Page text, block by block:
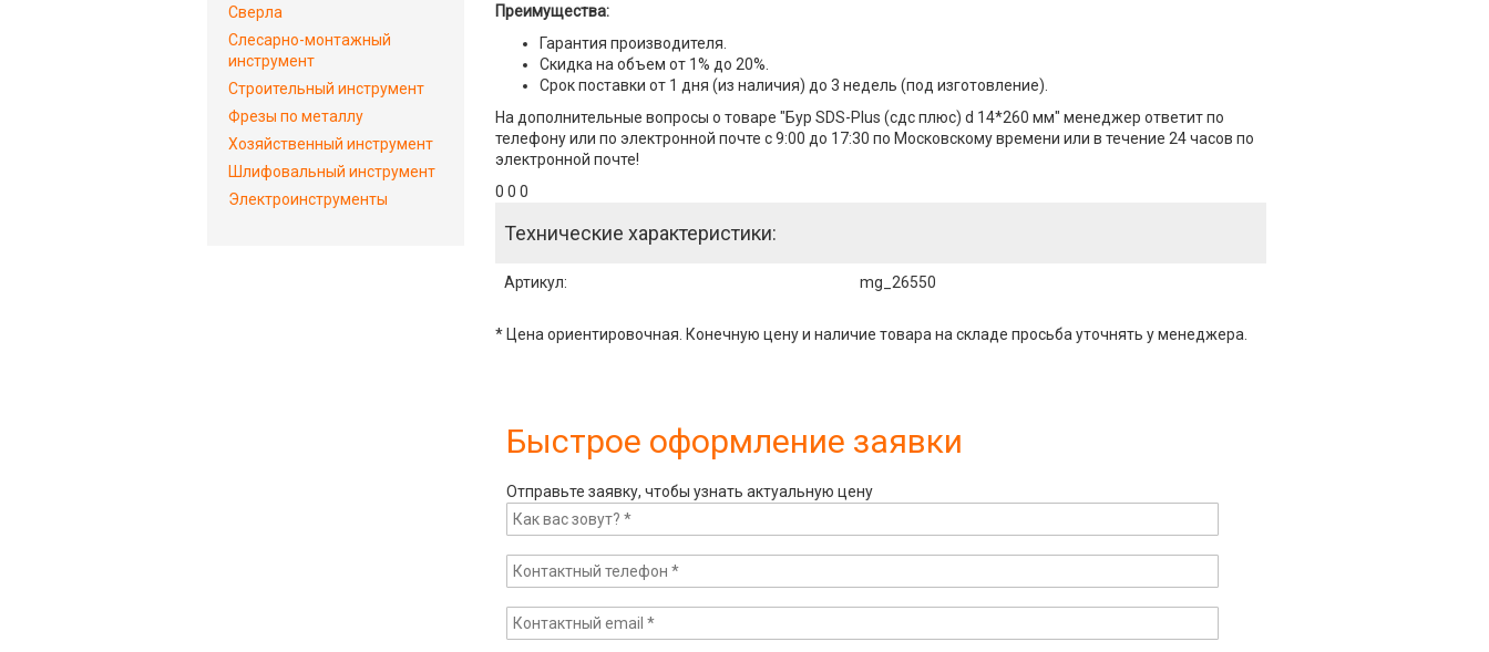
Преимущества:
Гарантия производителя.
Скидка на объем от 1% до 20%.
Срок поставки от 1 дня (из наличия) до 3 недель (под изготовление).
На дополнительные вопросы о товаре "Бур SDS-Plus (сдс плюс) d 14*260 мм" менеджер ответит по
телефону или по электронной почте с 9:00 до 17:30 по Московскому времени или в течение 24 часов по
электронной почте!
0 0 0
Технические характеристики:
Артикул: mg_26550
* Цена ориентировочная. Конечную цену и наличие товара на складе просьба уточнять у менеджера.
Быстрое оформление заявки
Отправьте заявку, чтобы узнать актуальную цену
Сверла
Слесарно-монтажный
инструмент
Строительный инструмент
Фрезы по металлу
Хозяйственный инструмент
Шлифовальный инструмент
Электроинструменты